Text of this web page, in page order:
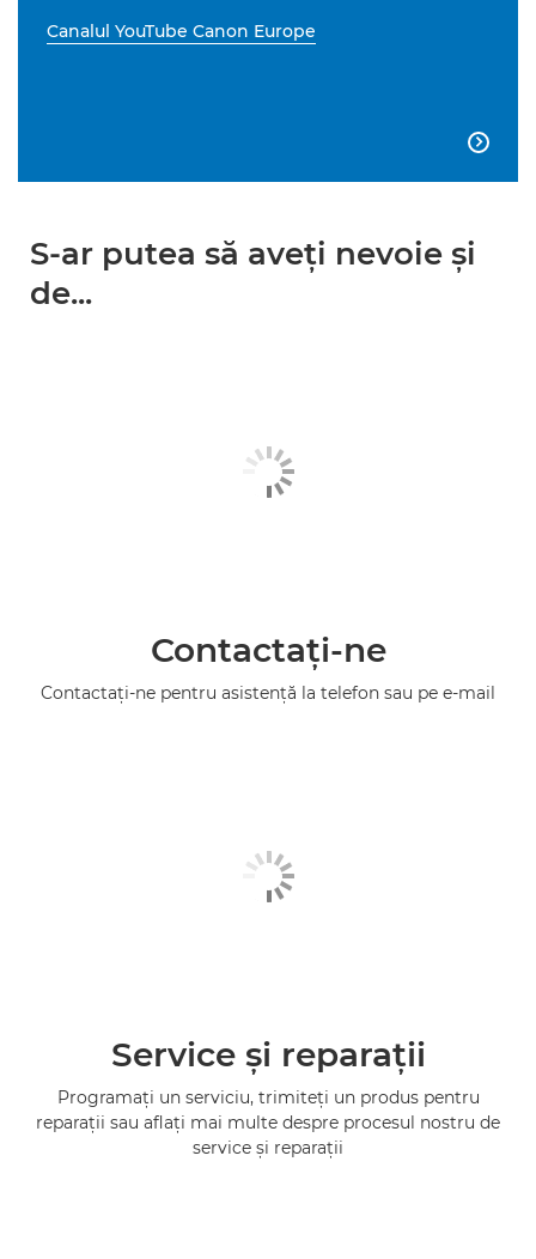
Canalul YouTube Canon Europe

S-ar putea să aveţi nevoie şi
de...
Contactaţi-ne
Contactaţi-ne pentru asistenţă la telefon sau pe e-mail
Service şi reparaţii
Programaţi un serviciu, trimiteţi un produs pentru
reparaţii sau aflaţi mai multe despre procesul nostru de
service şi reparaţii